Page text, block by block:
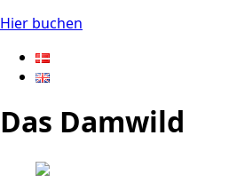
Hier buchen
Das Damwild